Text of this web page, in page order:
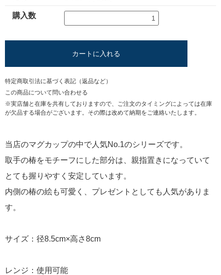
購入数
カートに入れる
特定商取引法に基づく表記（返品など）
この商品について問い合わせる
※実店舗と在庫を共有しておりますので、ご注文のタイミングによっては在庫
が欠品する場合がございます。その際は改めて納期をご連絡いたします。
当店のマグカップの中で人気No.1のシリーズです。
取手の椿をモチーフにした部分は、親指置きになっていて
とても握りやすく安定しています。
内側の椿の絵も可愛く、プレゼントとしても人気がありま
す。
サイズ：径8.5cm×高さ8cm
レンジ：使用可能